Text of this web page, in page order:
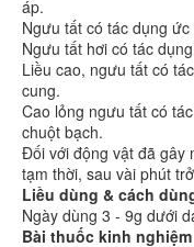
áp.
Ngưu tất có tác dụng
Ngưu tất hơi có tác
Liều cao, ngưu tất có
cung.
Cao lỏng ngưu tất có
chuột bạch.
Đối với động vật đã gây
tạm thời, sau vài phút
Liều dùng & cách
Ngày dùng 3 - 9g dưới
Bài thuốc kinh nghiệm